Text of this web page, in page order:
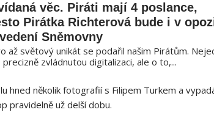
věc. Piráti mají 4 poslance,
Pirátka Richterová bude i v
Sněmovny
až světový unikát se podařil našim Pirátům.
precizně zvládnutou digitalizaci, ale o to,...
hned několik fotografií s Filipem Turkem a
pravidelně už delší dobu.